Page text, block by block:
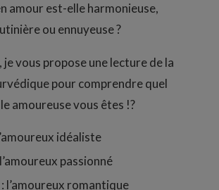
amour est-elle harmonieuse,
ou ennuyeuse ?
vous propose une lecture de la
pour comprendre quel
amoureuse vous êtes !?
idéaliste
passionné
l’amoureux romantique